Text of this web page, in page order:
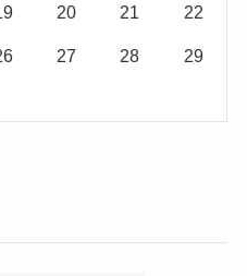
20 21 22
27 28 29